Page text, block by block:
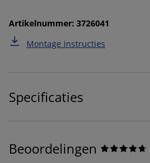
Artikelnummer: 3726041
Montage instructies
Specificaties
Beoordelingen